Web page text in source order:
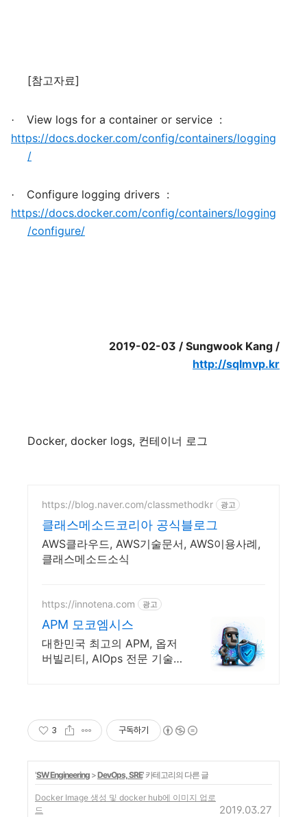
[참고자료]
· View logs for a container or service :
https://docs.docker.com/config/containers/logging
/
· Configure logging drivers :
https://docs.docker.com/config/containers/logging
/configure/
2019-02-03 / Sungwook Kang /
http://sqlmvp.kr
Docker, docker logs, 컨테이너 로그
https://blog.naver.com/classmethodkr 광고
클래스메소드코리아 공식블로그
AWS클라우드, AWS기술문서, AWS이용사례,
클래스메소드소식
https://innotena.com 광고
APM 모코엠시스
대한민국 최고의 APM, 옵저
버빌리티, AIOps 전문 기술
3 구독하기
'SW Engineering >DevOps, SRE' 카테고리의 다른 글
Docker Image 생성 및 docker hub에 이미지 업로
드
2019.03.27